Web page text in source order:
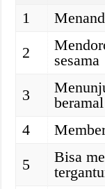
1
2
sesama
3
beramal
4
5
Bisa